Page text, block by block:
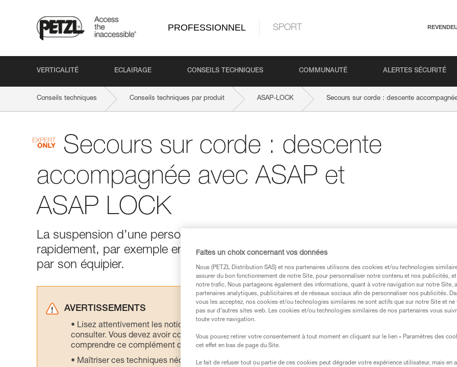
PROFESSIONNEL SPORT
VERTICALITÉ ECLAIRAGE CONSEILS TECHNIQUES COMMUNAUTÉ ALERTES SÉCURITÉ
Conseils techniques Conseils techniques par produit ASAP-LOCK Secours sur corde : descente
Secours sur corde : descente
accompagnée avec ASAP et
ASAP LOCK
La suspension d’une personne blessée dans un harnais doit être traitée
rapidement, par exemple en l’évacuant par une descente accompagnée opérée
par son équipier.
AVERTISSEMENTS
Lisez attentivement les notices techniques des produits utilisés dans ce conseil avant de le
consulter. Vous devez avoir compris les informations de la notice technique pour pouvoir
comprendre ce complément d’informations.
Maîtriser ces techniques nécessite une formation et un entraînement spécifique. Validez avec
Faites un choix concernant vos données
Nous (PETZL Distribution SAS) et nos partenaires utilisons des cookies et/ou technologies
assurer du bon fonctionnement de notre Site, pour personnaliser notre contenu et nos publicités,
notre trafic. Nous partageons également des informations, quant à votre navigation sur notre Site,
partenaires analytiques, publicitaires et de réseaux sociaux afin de personnaliser nos publicités.
vous les acceptez, nos cookies et/ou technologies similaires ne sont actifs que sur notre Site et ne
pas sur d’autres sites web. Les cookies et/ou technologies similaires de nos partenaires vous
toute votre navigation.
Vous pouvez retirer votre consentement à tout moment en cliquant sur le lien « Paramètres des
cet effet en bas de page du Site.
Le fait de refuser tout ou partie de ces cookies peut dégrader votre expérience utilisateur, mais en